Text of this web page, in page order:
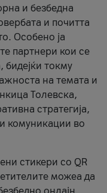
и безбедна
и почитта
Особено ја
партнери кои се
бидејќи токму
на темата и
Толевска,
стратегија,
комуникации во
стикери со QR
можеа да